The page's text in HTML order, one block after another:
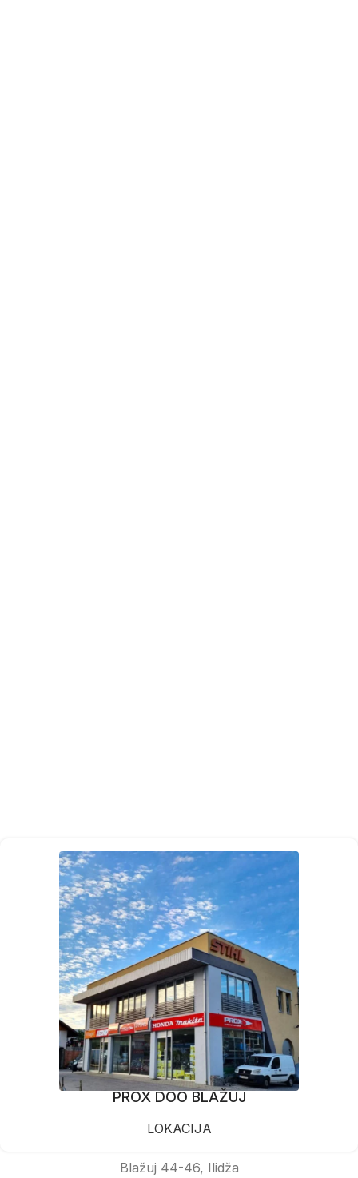
PROX DOO BLAŽUJ
LOKACIJA
Blažuj 44-46, Ilidža